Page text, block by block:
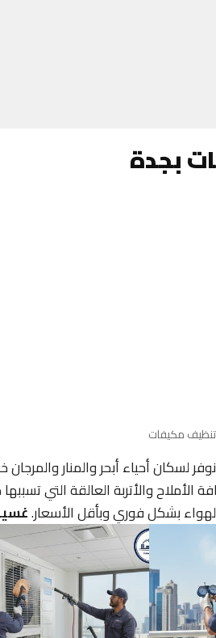
بجدة
مكيفات
نوفر لسكان أحياء أبحر والمنار
الأملاح والأتربة العالقة التي
بشكل فوري وبأقل الأسعار.